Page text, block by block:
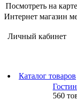
Посмотреть на карте
Интернет магазин
Личный кабинет
Каталог товаров
560